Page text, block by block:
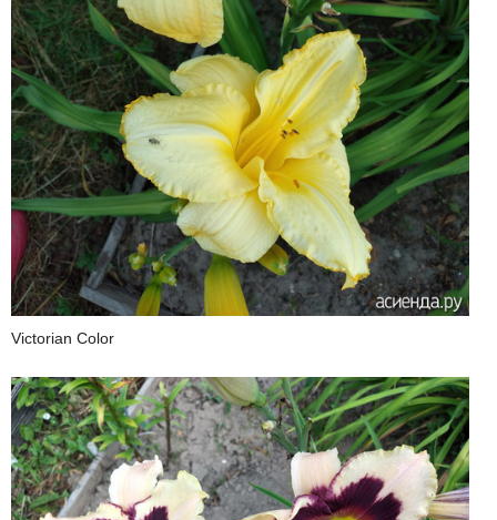
Victorian Color